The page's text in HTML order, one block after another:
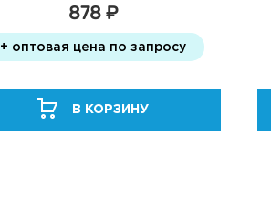
878 ₽
+ оптовая цена по запросу
В КОРЗИНУ